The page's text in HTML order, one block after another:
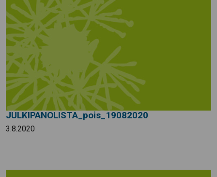
JULKIPANOLISTA_pois_19082020
3.8.2020